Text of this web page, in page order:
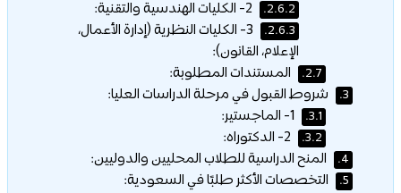
2.6.2.
2.6.3.
3- الكليات النظرية (إدارة الأعمال،
الإعلام، القانون):
2.7. المستندات المطلوبة:
3. شروط القبول في مرحلة الدراسات العليا:
3.1.
3.2.
4. المنح الدراسية للطلاب المحليين والدوليين:
5. التخصصات الأكثر طلبًا في السعودية: